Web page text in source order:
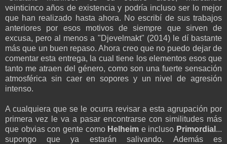
veinticinco años de existencia y podría incluso ser lo mejor
que han realizado hasta ahora. No escribí de sus trabajos
anteriores por esos motivos de siempre que sirven de
excusa, pero al menos a "Djevelmakt" (2014) le dí bastante
más que un buen repaso. Ahora creo que no puedo dejar de
comentar esta entrega, la cual tiene los elementos esos que
tanto me atraen del género, como son una fuerte sensación
atmosférica sin caer en sopores y un nivel de agresión
intenso.
A cualquiera que se le ocurra revisar a esta agrupación por
primera vez le va a pasar encontrarse con similitudes más
que obvias con gente como Helheim e incluso Primordial ...
supongo que ya estarán salivando. Además es